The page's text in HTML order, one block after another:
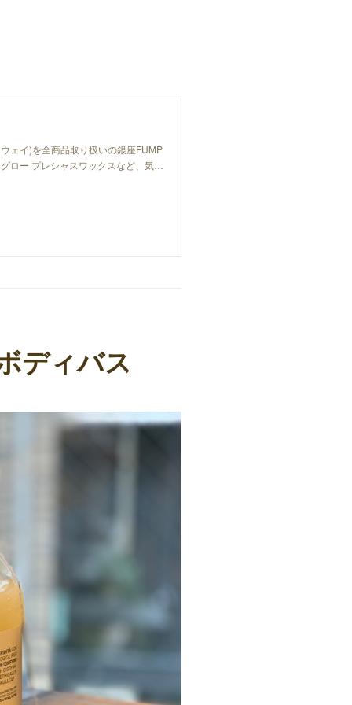
ェイ)を全商品取り扱いの銀座FUMP
ロー プレシャスワックスなど、気…
ディバス